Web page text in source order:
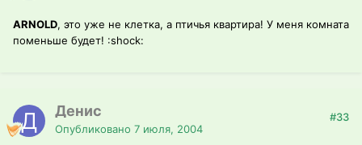
ARNOLD, это уже не клетка, а птичья квартира! У меня комната
поменьше будет! :shock:
Денис
Опубликовано 7 июля, 2004
#33